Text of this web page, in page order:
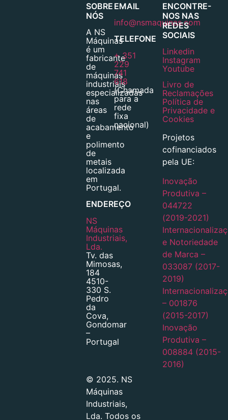
SOBRE
NÓS
A NS
Máquinas
é um
fabricante
de
máquinas
industriais
especializadas
nas
áreas
de
acabamento
e
polimento
de
metais
localizada
em
Portugal.
ENDEREÇO
NS
Máquinas
Industriais,
Lda.
Tv. das
Mimosas,
184
4510-
330 S.
Pedro
da
Cova,
Gondomar
–
Portugal
EMAIL
info@nsmaquinas.com
TELEFONE
+ 351
229
741
618
(Chamada
para a
rede
fixa
nacional)
© 2025. NS
Máquinas
Industriais,
Lda. Todos os
ENCONTRE-
NOS NAS
REDES
SOCIAIS
Linkedin
Instagram
Youtube
Livro de
Reclamações
Política de
Privacidade e
Cookies
Projetos
cofinanciados
pela UE:
Inovação
Produtiva –
044722
(2019-2021)
e Notoriedade
de Marca –
033087 (2017-
2019)
– 001876
(2015-2017)
Inovação
Produtiva –
008884 (2015-
2016)